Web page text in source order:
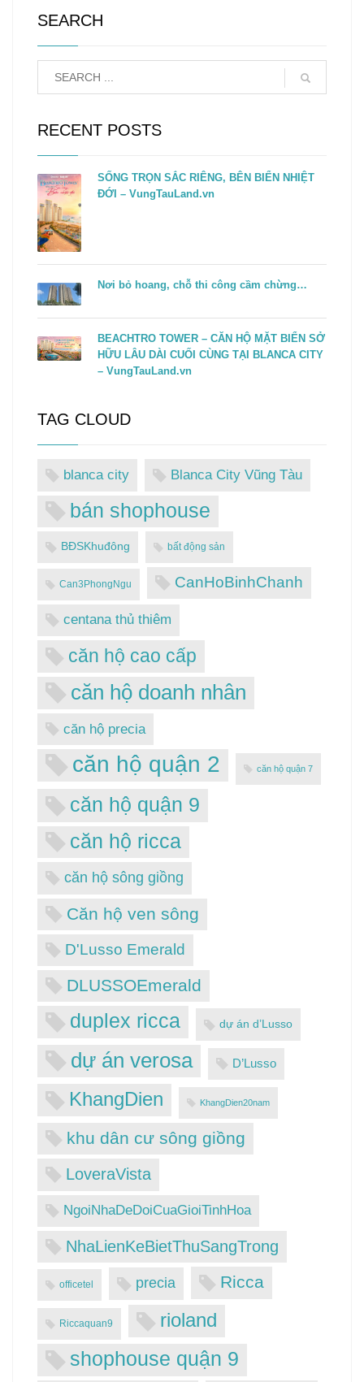
SEARCH
RECENT POSTS
SỐNG TRỌN SẮC RIÊNG, BÊN BIỂN NHIỆT
ĐỚI – VungTauLand.vn
Nơi bỏ hoang, chỗ thi công cầm chừng…
BEACHTRO TOWER – CĂN HỘ MẶT BIỂN SỞ
HỮU LÂU DÀI CUỐI CÙNG TẠI BLANCA CITY
– VungTauLand.vn
TAG CLOUD
blanca city Blanca City Vũng Tàu
bán shophouse
BĐSKhuđông bất động sản
Can3PhongNgu CanHoBinhChanh
centana thủ thiêm
căn hộ cao cấp
căn hộ doanh nhân
căn hộ precia
căn hộ quận 2 căn hộ quận 7
căn hộ quận 9
căn hộ ricca
căn hộ sông giồng
Căn hộ ven sông
D'Lusso Emerald
DLUSSOEmerald
duplex ricca dự án d’Lusso
dự án verosa D’Lusso
KhangDien KhangDien20nam
khu dân cư sông giồng
LoveraVista
NgoiNhaDeDoiCuaGioiTinhHoa
NhaLienKeBietThuSangTrong
officetel precia Ricca
Riccaquan9
rioland
shophouse quận 9